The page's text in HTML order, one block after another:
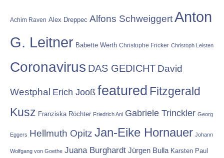
Achim Raven Alex Dreppec Alfons SchweiggertAnton
G. Leitner Babette Werth Christophe Fricker Christoph Leisten
Coronavirus DAS GEDICHT David
Westphal Erich Jooß featured Fitzgerald
Kusz Franziska Röchter Friedrich Ani Gabriele Trinckler Georg
Eggers Hellmuth Opitz Jan-Eike Hornauer Johann
Wolfgang von Goethe Juana Burghardt Jürgen Bulla Karsten Paul